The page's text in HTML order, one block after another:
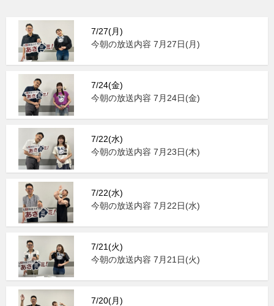
7/27(月)
今朝の放送内容 7月27日(月)
7/24(金)
今朝の放送内容 7月24日(金)
7/22(水)
今朝の放送内容 7月23日(木)
7/22(水)
今朝の放送内容 7月22日(水)
7/21(火)
今朝の放送内容 7月21日(火)
7/20(月)